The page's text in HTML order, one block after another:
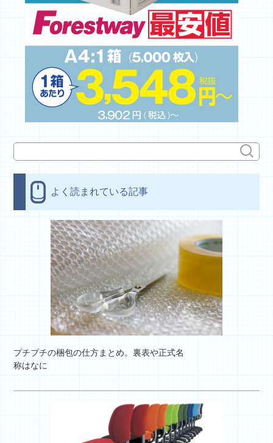
よく読まれている記事
プチプチの梱包の仕方まとめ。裏表や正式名
称はなに